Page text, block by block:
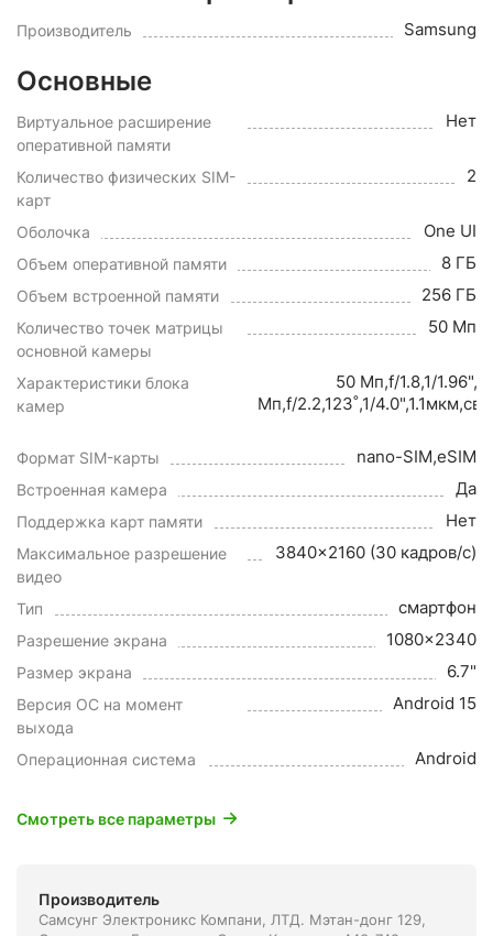
Производитель Samsung
Основные
Виртуальное расширение
оперативной памяти
Нет
Количество физических SIM-
карт
2
Оболочка One UI
Объем оперативной памяти 8 ГБ
Объем встроенной памяти 256 ГБ
Количество точек матрицы
основной камеры
50 Мп
Характеристики блока
камер
50 Мп,f/1.8,1/
Мп,f/2.2,123˚,1/
Формат SIM-карты nano-SIM,eSIM
Встроенная камера Да
Поддержка карт памяти Нет
Максимальное разрешение
видео
3840x2160 (30 кадров/с)
Тип смартфон
Разрешение экрана 1080x2340
Размер экрана 6.7"
Версия ОС на момент
выхода
Android 15
Операционная система Android
Смотреть все параметры
Производитель
Самсунг Электроникс Компани, ЛТД. Мэтан-донг 129,